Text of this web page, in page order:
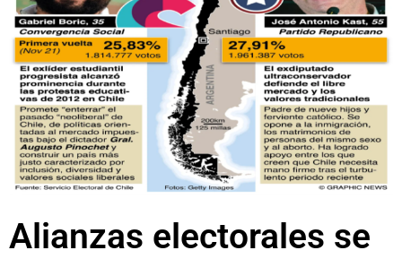
Alianzas electorales se